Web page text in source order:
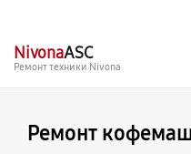
NivonaASC
Ремонт техники Nivona
Ремонт